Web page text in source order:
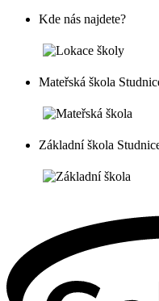
Kde nás najdete?
Mateřská škola
Základní škola